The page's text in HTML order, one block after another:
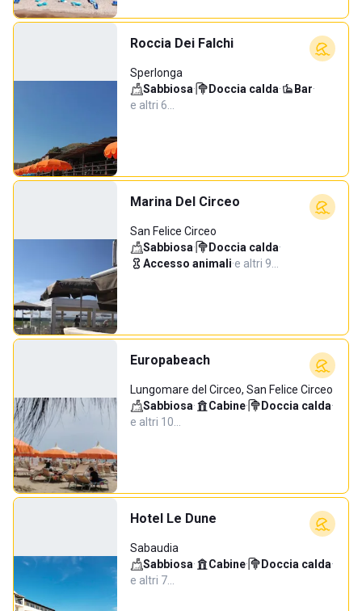
Roccia Dei Falchi
Sperlonga
Sabbiosa· Doccia calda· Bar·
e altri 6…
Marina Del Circeo
San Felice Circeo
Sabbiosa· Doccia calda·
Accesso animali·e altri 9…
Europabeach
Lungomare del Circeo, San Felice Circeo
Sabbiosa· Cabine· Doccia calda·
e altri 10…
Hotel Le Dune
Sabaudia
Sabbiosa· Cabine· Doccia calda·
e altri 7…